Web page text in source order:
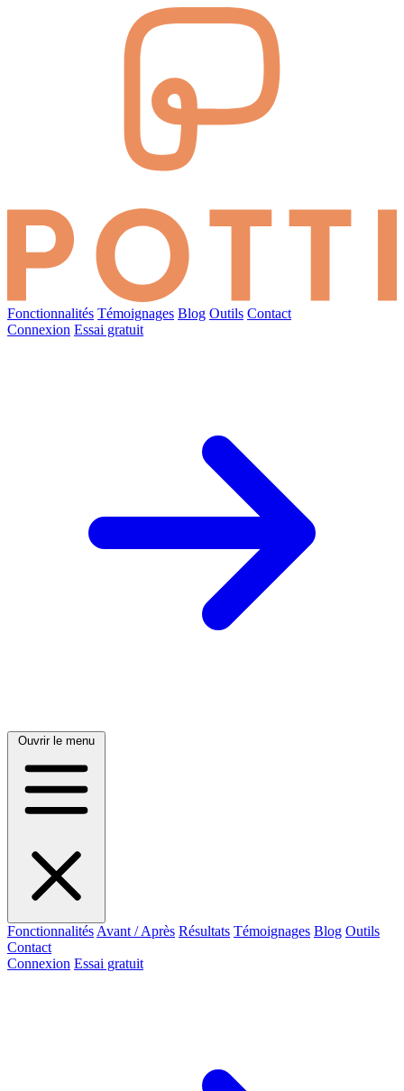
Fonctionnalités Témoignages Blog Outils Contact
Connexion Essai gratuit
Ouvrir le menu
Fonctionnalités Avant / Après Résultats Témoignages Blog Outils
Contact
Connexion Essai gratuit